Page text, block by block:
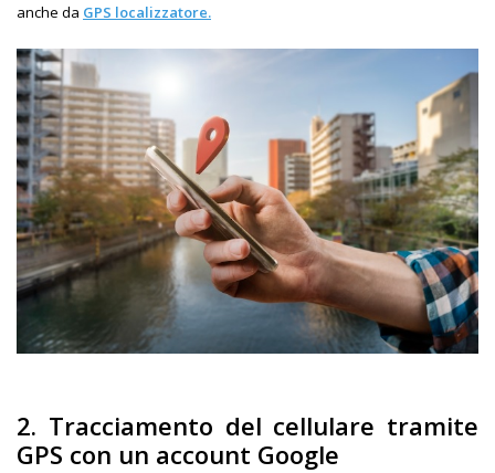
anche da GPS localizzatore.
2. Tracciamento del cellulare tramite
GPS con un account Google